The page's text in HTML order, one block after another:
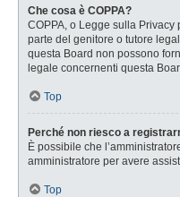
Che cosa è COPPA?
COPPA, o Legge sulla
parte del genitore o tutore
questa Board non possono
legale concernenti questa
Top
Perché non riesco a
È possibile che
amministratore per avere
Top